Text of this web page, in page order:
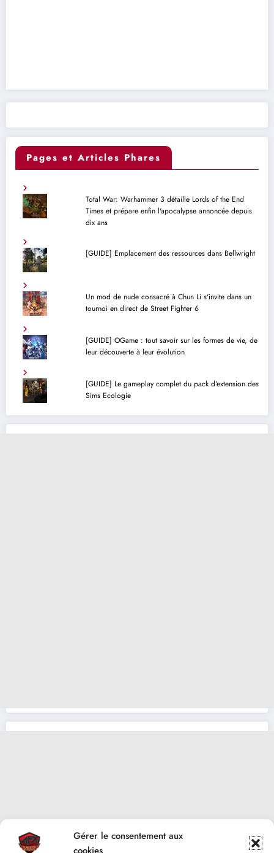
Gérer le consentement aux
Pages et Articles Phares
Total War: Warhammer 3 détaille Lords of the End
Times et prépare enfin l'apocalypse annoncée depuis
dix ans
[GUIDE] Emplacement des ressources dans Bellwright
Un mod de nude consacré à Chun Li s'invite dans un
tournoi en direct de Street Fighter 6
[GUIDE] OGame : tout savoir sur les formes de vie, de
leur découverte à leur évolution
[GUIDE] Le gameplay complet du pack d'extension des
Sims Ecologie